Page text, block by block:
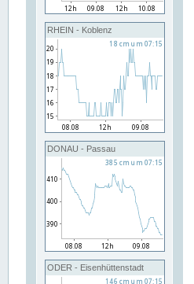
RHEIN - Koblenz
DONAU - Passau
ODER - Eisenhüttenstadt